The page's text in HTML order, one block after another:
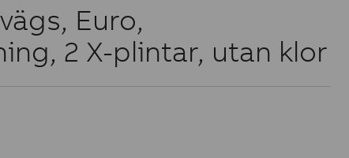
Euro,
2 X-plintar, utan klor